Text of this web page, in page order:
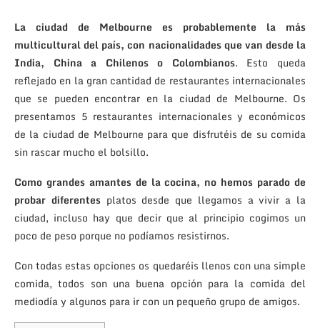
La ciudad de Melbourne es probablemente la más
multicultural del país, con nacionalidades que van desde la
India, China a Chilenos o Colombianos. Esto queda
reflejado en la gran cantidad de restaurantes internacionales
que se pueden encontrar en la ciudad de Melbourne. Os
presentamos 5 restaurantes internacionales y económicos
de la ciudad de Melbourne para que disfrutéis de su comida
sin rascar mucho el bolsillo.
Como grandes amantes de la cocina, no hemos parado de
probar diferentesplatos desde que llegamos a vivir a la
ciudad, incluso hay que decir que al principio cogimos un
poco de peso porque no podíamos resistirnos.
Con todas estas opciones os quedaréis llenos con una simple
comida, todos son una buena opción para la comida del
mediodía y algunos para ir con un pequeño grupo de amigos.